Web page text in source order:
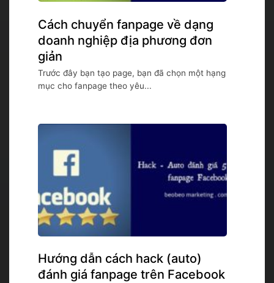
Cách chuyển fanpage về dạng
doanh nghiệp địa phương đơn
giản
Trước đây bạn tạo page, bạn đã chọn một hạng
mục cho fanpage theo yêu...
Hướng dẫn cách hack (auto)
đánh giá fanpage trên Facebook